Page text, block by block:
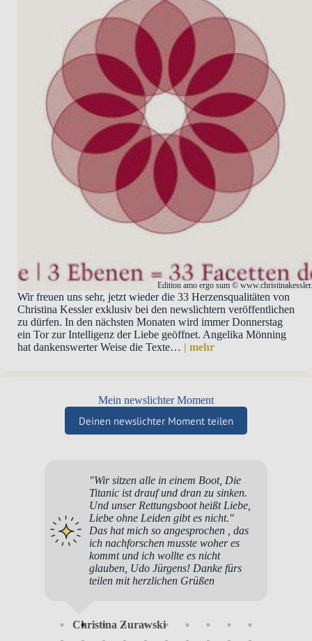
Edition amo ergo sum ©
Wir freuen uns sehr, jetzt wieder die 33 Herzensqualitäten von
Christina Kessler exklusiv bei den newslichtern veröffentlichen
zu dürfen. In den nächsten Monaten wird immer Donnerstag
ein Tor zur Intelligenz der Liebe geöffnet. Angelika Mönning
hat dankenswerter Weise die Texte… | mehr
Mein newslichter Moment
Deinen newslichter Moment teilen
"Wir sitzen alle in einem Boot, Die
Titanic ist drauf und dran zu sinken.
Und unser Rettungsboot heißt Liebe,
Liebe ohne Leiden gibt es nicht."
Das hat mich so angesprochen , das
ich nachforschen musste woher es
kommt und ich wollte es nicht
glauben, Udo Jürgens! Danke fürs
teilen mit herzlichen Grüßen
Christina Zurawski